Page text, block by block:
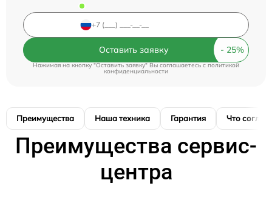
Оставить заявку
Нажимая на кнопку "Оставить заявку" Вы соглашаетесь cполитикой
конфиденциальности
Преимущества Наша техника Гарантия Что
Преимущества сервис-
центра